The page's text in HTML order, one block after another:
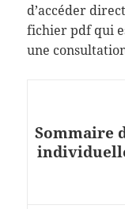
d’accéder
fichier pdf qui
une
Sommaire